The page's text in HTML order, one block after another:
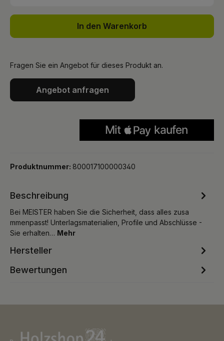
In den Warenkorb
Fragen Sie ein Angebot für dieses Produkt an.
Angebot anfragen
Produktnummer: 800017100000340
Beschreibung
Bei MEISTER haben Sie die Sicherheit, dass alles zusa
mmenpasst! Unterlagsmaterialien, Profile und Abschlüsse -
Sie erhalten… Mehr
Hersteller
Bewertungen